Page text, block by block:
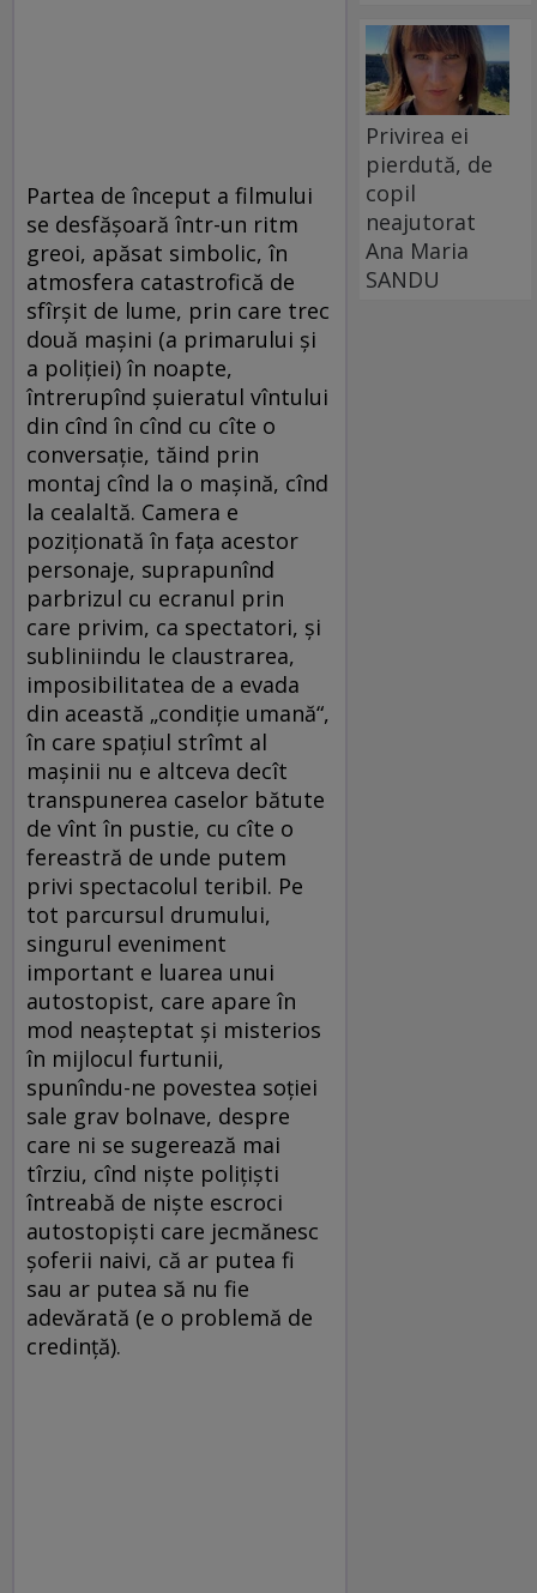
Partea de început a filmului
se desfă­șoară într-un ritm
greoi, apăsat simbolic, în
atmosfera catastrofică de
sfîrșit de lume, prin care trec
două mașini (a primarului și
a poliției) în noapte,
întrerupînd şuieratul vîntului
din cînd în cînd cu cîte o
conversație, tăind prin
montaj cînd la o mașină, cînd
la cealaltă. Camera e
poziționată în fața acestor
personaje, suprapunînd
parbrizul cu ecranul prin
care privim, ca spectatori, și
subliniindu le claustrarea,
imposibilitatea de a evada
din această „condiție umană“,
în care spațiul strîmt al
mașinii nu e altceva decît
transpunerea caselor bătute
de vînt în pustie, cu cîte o
fereastră de unde putem
privi spectacolul teribil. Pe
tot parcursul drumului,
singurul eveniment
important e luarea unui
autostopist, care apare în
mod neaşteptat și misterios
în mijlocul furtunii,
spunîndu-ne povestea soției
sale grav bolnave, despre
care ni se sugerează mai
tîrziu, cînd niște polițiști
întreabă de niște escroci
autostopiști care jecmănesc
șoferii naivi, că ar putea fi
sau ar putea să nu fie
adevărată (e o problemă de
credinţă).
Privirea ei
pierdută, de
copil
neajutorat
Ana Maria
SANDU